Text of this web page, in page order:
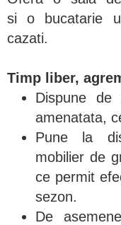
si o bucatarie
cazati.
Timp liber,
Dispune de
amenatata,
Pune la
mobilier de
ce permit
sezon.
De